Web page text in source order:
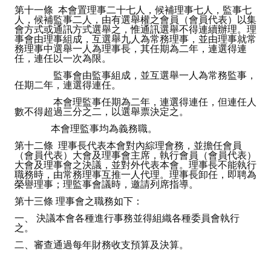
第十一條 本會置理事二十七人，候補理事七人，監事七
人，候補監事二人，由有選舉權之會員（會員代表）以集
會方式或通訊方式選舉之，惟通訊選舉不得連續辦理。理
事會由理事組成，互選舉九人為常務理事，並由理事就常
務理事中選舉一人為理事長，其任期為二年，連選得連
任，連任以一次為限。
監事會由監事組成，並互選舉一人為常務監事，
任期二年，連選得連任。
本會理監事任期為二年，連選得連任，但連任人
數不得超過三分之二，以選舉票決定之。
本會理監事均為義務職。
第十二條 理事長代表本會對內綜理會務，並擔任會員
（會員代表）大會及理事會主席，執行會員（會員代表）
大會及理事會之決議，並對外代表本會。理事長不能執行
職務時，由常務理事互推一人代理。理事長卸任，即聘為
榮譽理事；理監事會議時，邀請列席指導。
第十三條 理事會之職務如下：
一、 決議本會各種進行事務並得組織各種委員會執行
之。
二、審查通過每年財務收支預算及決算。